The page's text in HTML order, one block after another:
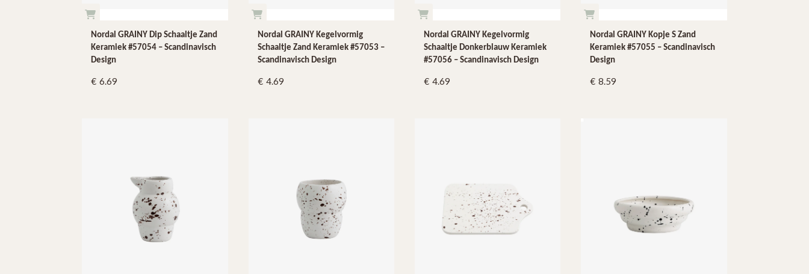
Nordal GRAINY Dip Schaaltje Zand
Keramiek #57054 – Scandinavisch
Design
6.69
Nordal GRAINY Kegelvormig
Schaaltje Zand Keramiek #57053 –
Scandinavisch Design
4.69
Nordal GRAINY Kegelvormig
Schaaltje Donkerblauw Keramiek
#57056 – Scandinavisch Design
4.69
Nordal GRAINY Kopje S Zand
Keramiek #57055 – Scandinavisch
Design
8.59